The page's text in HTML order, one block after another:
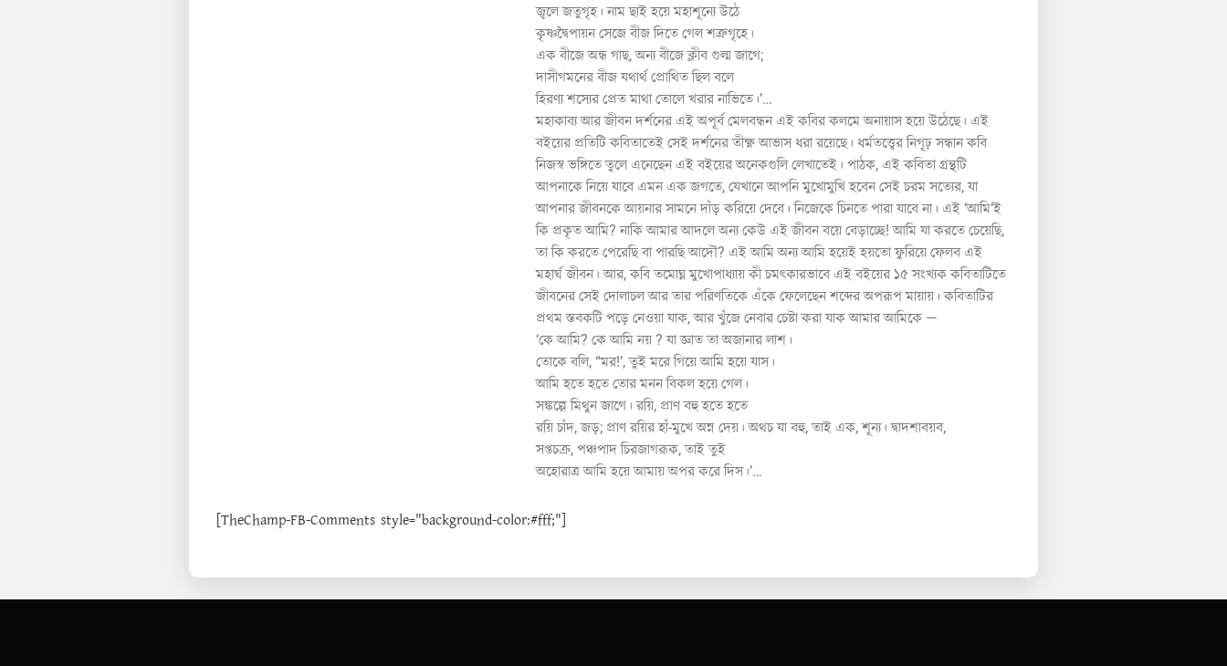
জ্বলে জতুগৃহ। নাম ছাই হয়ে মহাশূন্যে উঠে
কৃষ্ণদ্বৈপায়ন সেজে বীজ দিতে গেল শত্রুগৃহে।
এক বীজে অন্ধ গাছ, অন্য বীজে ক্লীব গুল্ম জাগে;
দাসীগমনের বীজ যথার্থ প্রোথিত ছিল বলে
হিরণ্য শস্যের প্রেত মাথা তোলে খরার নাভিতে।’…
মহাকাব্য আর জীবন দর্শনের এই অপূর্ব মেলবন্ধন এই কবির কলমে অনায়াস হয়ে উঠেছে। এই
বইয়ের প্রতিটি কবিতাতেই সেই দর্শনের তীক্ষ্ণ আভাস ধরা রয়েছে। ধর্মতত্ত্বের নিগূঢ় সন্ধান কবি
নিজস্ব ভঙ্গিতে তুলে এনেছেন এই বইয়ের অনেকগুলি লেখাতেই। পাঠক, এই কবিতা গ্রন্থটি
আপনাকে নিয়ে যাবে এমন এক জগতে, যেখানে আপনি মুখোমুখি হবেন সেই চরম সত্যের, যা
আপনার জীবনকে আয়নার সামনে দাঁড় করিয়ে দেবে। নিজেকে চিনতে পারা যাবে না। এই ‘আমি’ই
কি প্রকৃত আমি? নাকি আমার আদলে অন্য কেউ এই জীবন বয়ে বেড়াচ্ছে! আমি যা করতে চেয়েছি,
তা কি করতে পেরেছি বা পারছি আদৌ? এই আমি অন্য আমি হয়েই হয়তো ফুরিয়ে ফেলব এই
মহার্ঘ জীবন। আর, কবি তমোঘ্ন মুখোপাধ্যায় কী চমৎকারভাবে এই বইয়ের ১৫ সংখ্যক কবিতাটিতে
জীবনের সেই দোলাচল আর তার পরিণতিকে এঁকে ফেলেছেন শব্দের অপরূপ মায়ায়। কবিতাটির
প্রথম স্তবকটি পড়ে নেওয়া যাক, আর খুঁজে নেবার চেষ্টা করা যাক আমার আমিকে —
‘কে আমি? কে আমি নয় ? যা জ্ঞাত তা অজানার লাশ।
তোকে বলি, “মর!’, তুই মরে গিয়ে আমি হয়ে যাস।
আমি হতে হতে তোর মনন বিকল হয়ে গেল।
সঙ্কল্পে মিথুন জাগে। রয়ি, প্রাণ বহু হতে হতে
রয়ি চাঁদ, জড়; প্রাণ রয়ির হাঁ-মুখে অন্ন দেয়। অথচ যা বহু, তাই এক, শূন্য। দ্বাদশাবয়ব,
সপ্তচক্র, পঞ্চপাদ চিরজাগরূক, তাই তুই
অহোরাত্র আমি হয়ে আমায় অপর করে দিস।’…
[TheChamp-FB-Comments style="background-color:#fff;"]